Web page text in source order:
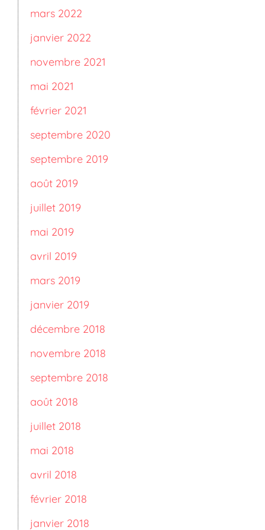
mars 2022
janvier 2022
novembre 2021
mai 2021
février 2021
septembre 2020
septembre 2019
août 2019
juillet 2019
mai 2019
avril 2019
mars 2019
janvier 2019
décembre 2018
novembre 2018
septembre 2018
août 2018
juillet 2018
mai 2018
avril 2018
février 2018
janvier 2018